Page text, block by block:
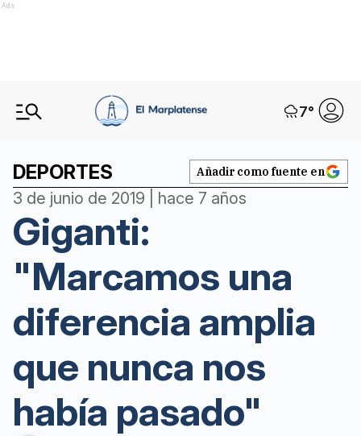
Ads
7°
DEPORTES Añadir como fuente en
3 de junio de 2019 | hace 7 años
Giganti:
"Marcamos una
diferencia amplia
que nunca nos
había pasado"